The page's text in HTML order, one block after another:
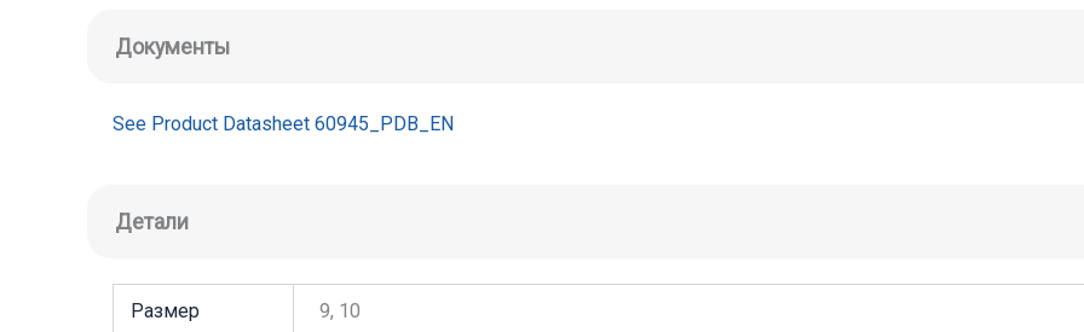
Документы
See Product Datasheet 60945_PDB_EN
Детали
Размер 9, 10